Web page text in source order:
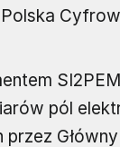
pól
przez